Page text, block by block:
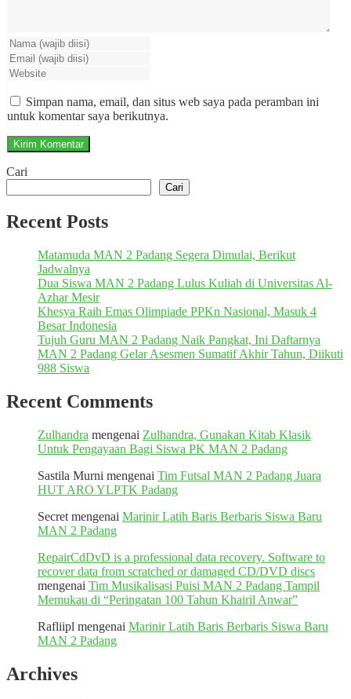
Simpan nama, email, dan situs web saya pada peramban ini
untuk komentar saya berikutnya.
Cari
Cari
Recent Posts
Matamuda MAN 2 Padang Segera Dimulai, Berikut
Jadwalnya
Dua Siswa MAN 2 Padang Lulus Kuliah di Universitas Al-
Azhar Mesir
Khesya Raih Emas Olimpiade PPKn Nasional, Masuk 4
Besar Indonesia
Tujuh Guru MAN 2 Padang Naik Pangkat, Ini Daftarnya
MAN 2 Padang Gelar Asesmen Sumatif Akhir Tahun, Diikuti
988 Siswa
Recent Comments
Zulhandra mengenai Zulhandra, Gunakan Kitab Klasik
Untuk Pengayaan Bagi Siswa PK MAN 2 Padang
Sastila Murni mengenai Tim Futsal MAN 2 Padang Juara
HUT ARO YLPTK Padang
Secret mengenai Marinir Latih Baris Berbaris Siswa Baru
MAN 2 Padang
RepairCdDvD is a professional data recovery. Software to
recover data from scratched or damaged CD/DVD discs
mengenai Tim Musikalisasi Puisi MAN 2 Padang Tampil
Memukau di “Peringatan 100 Tahun Khairil Anwar”
Rafliipl mengenai Marinir Latih Baris Berbaris Siswa Baru
MAN 2 Padang
Archives